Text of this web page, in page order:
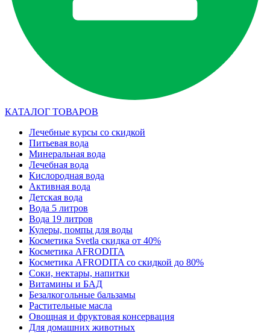
КАТАЛОГ ТОВАРОВ
Лечебные курсы со скидкой
Питьевая вода
Минеральная вода
Лечебная вода
Кислородная вода
Активная вода
Детская вода
Вода 5 литров
Вода 19 литров
Кулеры, помпы для воды
Косметика Svetla скидка от 40%
Косметика AFRODITA
Косметика AFRODITA со скидкой до 80%
Соки, нектары, напитки
Витамины и БАД
Безалкогольные бальзамы
Растительные масла
Овощная и фруктовая консервация
Для домашних животных